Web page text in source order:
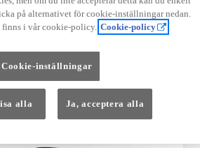
Kontakta återförsäljare
på alternativet för cookie-inställningar nedan.
i vår cookie-policy. Cookie-policy
Cookie-inställningar
alla Ja, acceptera alla